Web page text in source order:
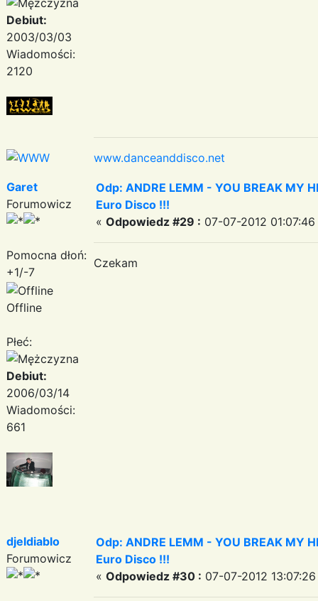
Debiut:
2003/03/03
Wiadomości:
2120
www.danceanddisco.net
Garet
Forumowicz
Pomocna dłoń:
+1/-7
Offline
Płeć:
Debiut:
2006/03/14
Wiadomości:
661
Odp: ANDRE LEMM - YOU BREAK MY
Euro Disco !!!
« Odpowiedz #29 : 07-07-2012 01:07:46
Czekam
djeldiablo
Forumowicz
Odp: ANDRE LEMM - YOU BREAK MY
Euro Disco !!!
« Odpowiedz #30 : 07-07-2012